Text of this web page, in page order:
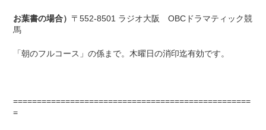
お葉書の場合） 〒552-8501 ラジオ大阪 OBCドラマティック競
馬
「朝のフルコース」の係まで。木曜日の消印迄有効です。
==================================================
=